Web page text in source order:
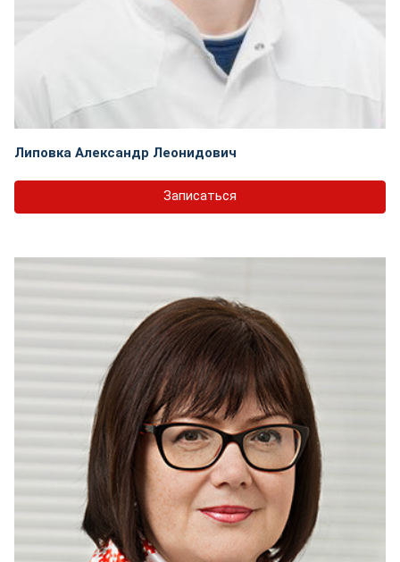
Липовка Александр Леонидович
Записаться